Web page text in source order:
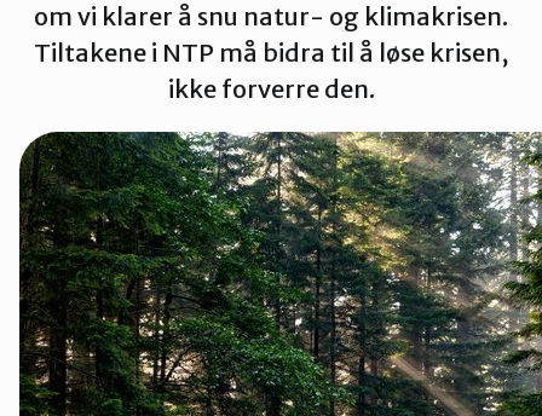
Bli medlem
Hardanger
Nordhordland
Øygarden
Stord
om vi klarer å snu natur- og klimakrisen.
Tiltakene i NTP må bidra til å løse krisen,
ikke forverre den.